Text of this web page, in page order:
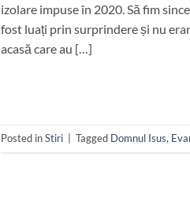
izolare impuse în 2020. Să fim
fost luați prin surprindere și nu
acasă care au […]
Posted inStiri Tagged Domnul Isus,